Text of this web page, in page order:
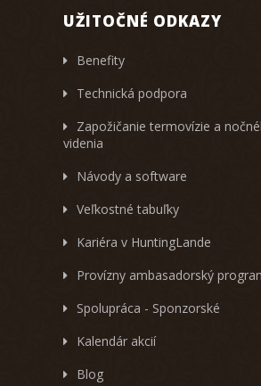
UŽITOČNÉ ODKAZY
Benefity
Technická podpora
Zapožičanie termovízie a
videnia
Návody a software
Veľkostné tabuľky
Kariéra v HuntingLande
Provízny ambasadorský
Spolupráca - Sponzorské
Kalendár akcií
Blog